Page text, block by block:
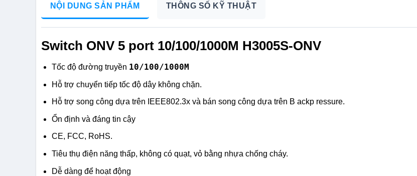
NỘI DUNG SẢN PHẨM THÔNG SỐ KỸ THUẬT
Switch ONV 5 port 10/100/1000M H3005S-ONV
Tốc độ đường truyền 10/100/1000M
Hỗ trợ chuyển tiếp tốc độ dây không chặn.
Hỗ trợ song công dựa trên IEEE802.3x và bán song công dựa trên B ackp ressure.
Ổn định và đáng tin cậy
CE, FCC, RoHS.
Tiêu thụ điện năng thấp, không có quạt, vỏ bằng nhựa chống cháy.
Dễ dàng để hoạt động